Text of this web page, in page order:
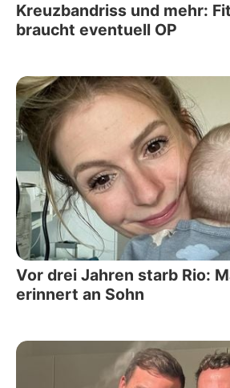
Kreuzbandriss und mehr:
braucht eventuell OP
Vor drei Jahren starb Rio:
erinnert an Sohn